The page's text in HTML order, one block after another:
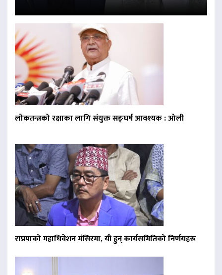
लोकतन्त्रको रक्षाका लागि संयुक्त सङ्घर्ष आवश्यक : ओली
राप्रपाको महाधिवेशन मंसिरमा, यी हुन् कार्यसमितिको निर्णयहरू